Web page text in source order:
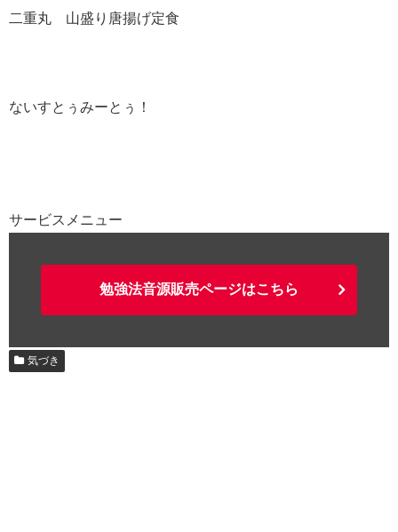
二重丸 山盛り唐揚げ定食
ないすとぅみーとぅ！
サービスメニュー
勉強法音源販売ページはこちら
気づき